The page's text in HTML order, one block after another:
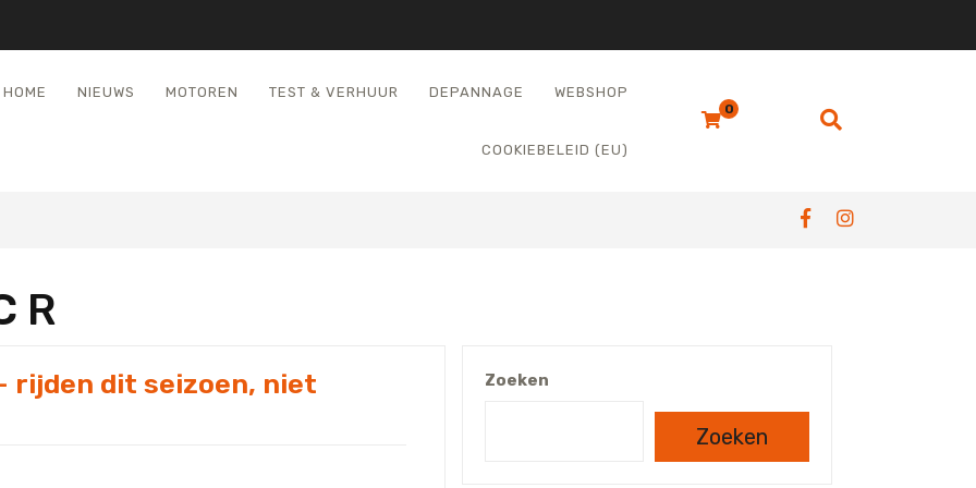
HOME NIEUWS MOTOREN TEST & VERHUUR DEPANNAGE WEBSHOP
COOKIEBELEID (EU)
0
R
rijden dit seizoen, niet Zoeken
Zoeken